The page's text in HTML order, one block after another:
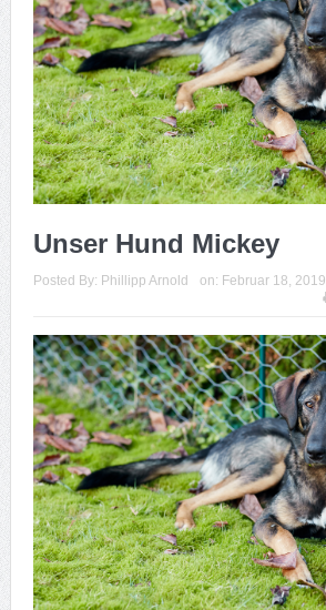
Unser Hund Mickey
Posted By: Phillipp Arnold on: Februar 18, 2019